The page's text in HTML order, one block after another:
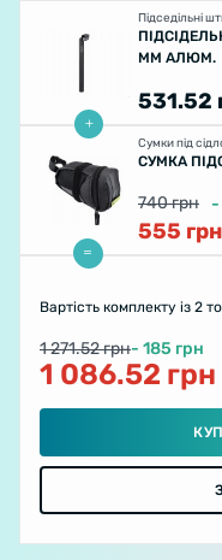
Підседільні
ММ АЛЮМ.
531.52
Сумки під
СУМКА
740грн -
555 грн
Вартість комплекту із 2
1 271.52 грн- 185 грн
1 086.52 грн